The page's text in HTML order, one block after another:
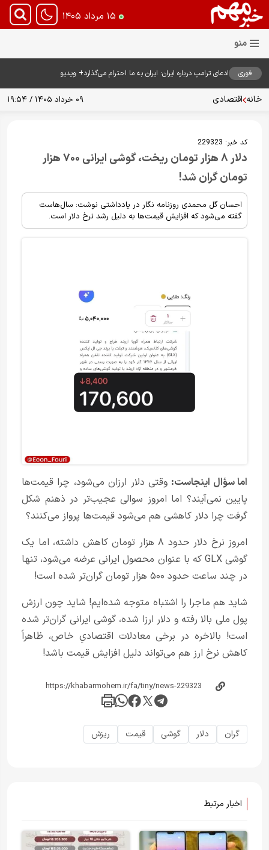
۱۵ مرداد ۱۴۰۵
فوری ادعای ترامپ درباره ایران: ایران به ما احترام می‌گذارد+ ویدیو
خانه اقتصادی ۰۹ خرداد ۱۴۰۵ / ۱۹:۵۴
کد خبر: 229323
دلار ۸ هزار تومان ریخت، گوشی ایرانی ۷۰۰ هزار
تومان گران شد!
احسان گل محمدی روزنامه نگار در یادداشتی نوشت: سال‌هاست
گفته می‌شود که افزایش قیمت‌ها به دلیل رشد نرخ دلار است.
اما سؤال اینجاست: وقتی دلار ارزان می‌شود، چرا قیمت‌ها
پایین نمی‌آیند؟ اما امروز سوالی عجیب‌‌تر در ذهنم شکل
گرفت چرا دلار کاهشی هم می‌شود قیمت‌ها پرواز می‌کنند؟
امروز نرخ دلار حدود ۸ هزار تومان کاهش داشته، اما یک
گوشی GLX که با عنوان محصول ایرانی عرضه می‌شود، تنها
در چند ساعت حدود ۵۰۰ هزار تومان گران‌تر شده است!
شاید هم ماجرا را اشتباه متوجه شده‌ایم! شاید چون ارزش
پول ملی بالا رفته و دلار ارزا شده، گوشی ایرانی گران‌تر شده
است! بالاخره در برخی معادلات اقتصادیِ خاص، ظاهراً
کاهش نرخ ارز هم می‌تواند دلیل افزایش قیمت باشد!
گران دلار گوشی قیمت ریزش
اخبار مرتبط